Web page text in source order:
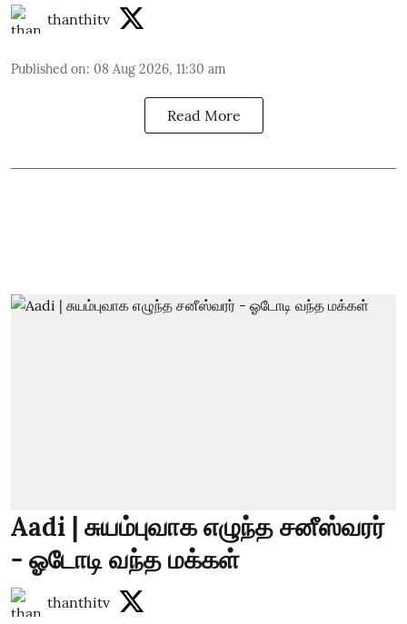
thanthitv
Published on: 08 Aug 2026, 11:30 am
Read More
Aadi | சுயம்புவாக எழுந்த சனீஸ்வரர்
- ஓடோடி வந்த மக்கள்
thanthitv